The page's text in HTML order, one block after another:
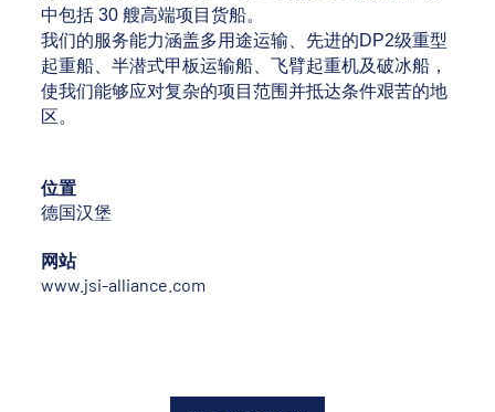
中包括 30 艘高端项目货船。
我们的服务能力涵盖多用途运输、先进的DP2级重型
起重船、半潜式甲板运输船、飞臂起重机及破冰船，
使我们能够应对复杂的项目范围并抵达条件艰苦的地
区。
位置
德国汉堡
网站
www.jsi-alliance.com